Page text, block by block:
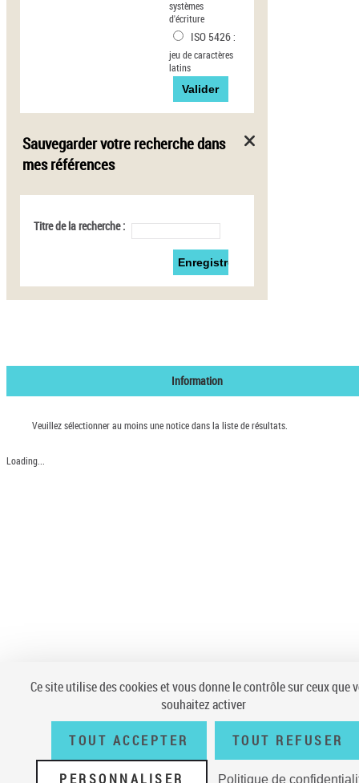
systèmes
d'écriture
ISO 5426:
jeu de caractères
latins
Sauvegarder votre recherche dans
mes références
Titre de la recherche :
Information
Veuillez sélectionner au moins une notice dans la liste de résultats.
Loading...
Ce site utilise des cookies et vous donne le contrôle sur ceux que
souhaitez activer
TOUT ACCEPTER TOUT REFUSER
PERSONNALISER Politique de